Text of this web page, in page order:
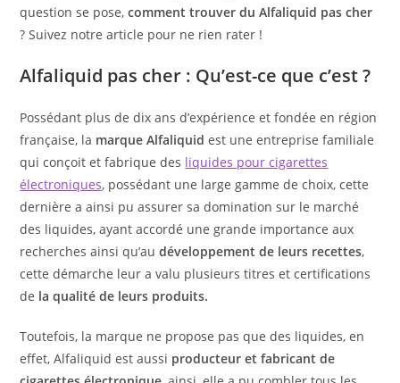
question se pose,comment trouver du Alfaliquid pas cher
? Suivez notre article pour ne rien rater !
Alfaliquid pas cher : Qu’est-ce que c’est ?
Possédant plus de dix ans d’expérience et fondée en région
française, la marque Alfaliquidest une entreprise familiale
qui conçoit et fabrique des liquides pour cigarettes
électroniques, possédant une large gamme de choix, cette
dernière a ainsi pu assurer sa domination sur le marché
des liquides, ayant accordé une grande importance aux
recherches ainsi qu’audéveloppement de leurs recettes,
cette démarche leur a valu plusieurs titres et certifications
de la qualité de leurs produits.
Toutefois, la marque ne propose pas que des liquides, en
effet, Alfaliquid est aussi producteur et fabricant de